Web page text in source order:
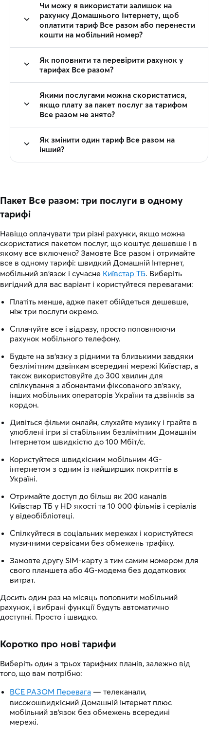
Чи можу я використати залишок на
рахунку Домашнього Інтернету, щоб
оплатити тариф Все разом або перенести
кошти на мобільний номер?
Як поповнити та перевірити рахунок у
тарифах Все разом?
Якими послугами можна скористатися,
якщо плату за пакет послуг за тарифом
Все разом не знято?
Як змінити один тариф Все разом на
інший?
Пакет Все разом: три послуги в одному
тарифі
Навіщо оплачувати три різні рахунки, якщо можна
скористатися пакетом послуг, що коштує дешевше і в
якому все включено? Замовте Все разом і отримайте
все в одному тарифі: швидкий Домашній Інтернет,
мобільний зв'язок і сучасне Київстар ТБ. Виберіть
вигідний для вас варіант і користуйтеся перевагами:
Платіть менше, адже пакет обійдеться дешевше,
ніж три послуги окремо.
Сплачуйте все і відразу, просто поповнюючи
рахунок мобільного телефону.
Будьте на зв'язку з рідними та близькими завдяки
безлімітним дзвінкам всередині мережі Київстар, а
також використовуйте до 300 хвилин для
спілкування з абонентами фіксованого зв'язку,
інших мобільних операторів України та дзвінків за
кордон.
Дивіться фільми онлайн, слухайте музику і грайте в
улюблені ігри зі стабільним безлімітним Домашнім
Інтернетом швидкістю до 100 Мбіт/с.
Користуйтеся швидкісним мобільним 4G-
інтернетом з одним із найширших покриттів в
Україні.
Отримайте доступ до більш як 200 каналів
Київстар ТБ у HD якості та 10 000 фільмів і серіалів
у відеобібліотеці.
Спілкуйтеся в соціальних мережах і користуйтеся
музичними сервісами без обмежень трафіку.
Замовте другу SIM-карту з тим самим номером для
свого планшета або 4G-модема без додаткових
витрат.
Досить один раз на місяць поповнити мобільний
рахунок, і вибрані функції будуть автоматично
доступні. Просто і швидко.
Коротко про нові тарифи
Виберіть один з трьох тарифних планів, залежно від
того, що вам потрібно:
ВСЕ РАЗОМ Перевага — телеканали,
високошвидкісний Домашній Інтернет плюс
мобільний зв'язок без обмежень всередині
мережі.